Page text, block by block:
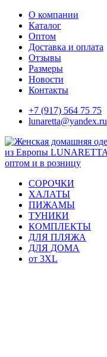
Skip
content
О компании
Каталог
Оптом
Доставка и оплата
Отзывы
Размеры
Новости
Контакты
+7 (917) 564 75 75
lunaretta@yandex.ru
СОРОЧКИ
ХАЛАТЫ
ПИЖАМЫ
ТУНИКИ
КОМПЛЕКТЫ
ДЛЯ ПЛЯЖА
ДЛЯ ДОМА
от 3XL